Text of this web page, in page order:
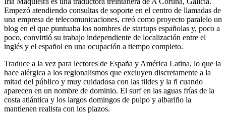
Empezó atendiendo consultas de soporte en el centro de llamadas de
una empresa de telecomunicaciones, creó como proyecto paralelo un
blog en el que puntuaba los nombres de startups españolas y, poco a
poco, convirtió su trabajo independiente de localización entre el
inglés y el español en una ocupación a tiempo completo.
Traduce a la vez para lectores de España y América Latina, lo que la
hace alérgica a los regionalismos que excluyen discretamente a la
mitad del público y muy cuidadosa con las tildes y la ñ cuando
aparecen en un nombre de dominio. El surf en las aguas frías de la
costa atlántica y los largos domingos de pulpo y albariño la
mantienen realista con los plazos.